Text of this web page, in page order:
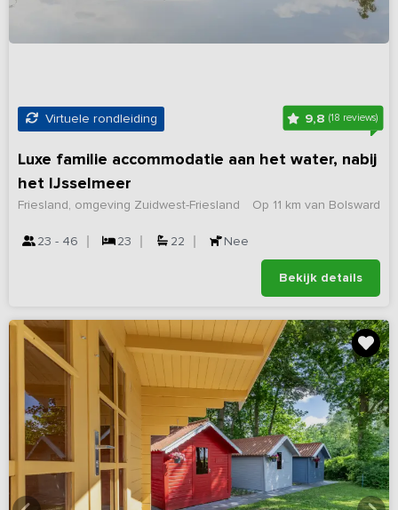
Virtuele rondleiding 9,8(18 reviews)
Luxe familie accommodatie aan het water, nabij
het IJsselmeer
Op 11 km van Bolsward
Friesland, omgeving Zuidwest-Friesland
23 - 46 23 22 Nee
Bekijk details